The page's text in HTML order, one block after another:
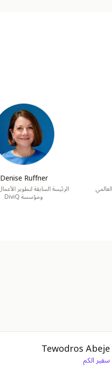
Denise Ruffner
ومؤسسة DiviQ
Tewodros Abeje
سفير الكم